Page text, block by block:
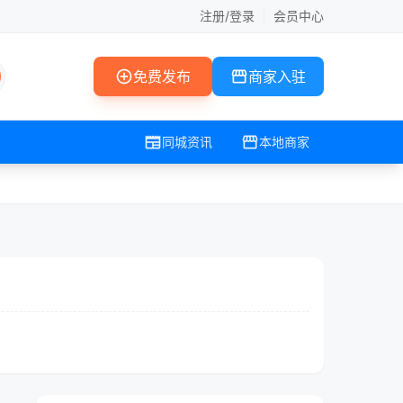
注册/登录 会员中心
add_circle免费发布 storefront商家入驻
newspaper同城资讯 storefront本地商家